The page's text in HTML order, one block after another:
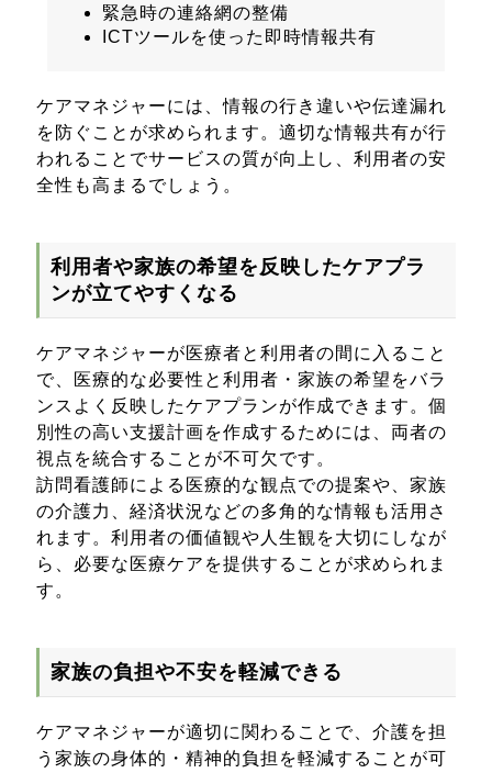
緊急時の連絡網の整備
ICTツールを使った即時情報共有
ケアマネジャーには、情報の行き違いや伝達漏れ
を防ぐことが求められます。適切な情報共有が行
われることでサービスの質が向上し、利用者の安
全性も高まるでしょう。
利用者や家族の希望を反映したケアプラ
ンが立てやすくなる
ケアマネジャーが医療者と利用者の間に入ること
で、医療的な必要性と利用者・家族の希望をバラ
ンスよく反映したケアプランが作成できます。個
別性の高い支援計画を作成するためには、両者の
視点を統合することが不可欠です。
訪問看護師による医療的な観点での提案や、家族
の介護力、経済状況などの多角的な情報も活用さ
れます。利用者の価値観や人生観を大切にしなが
ら、必要な医療ケアを提供することが求められま
す。
家族の負担や不安を軽減できる
ケアマネジャーが適切に関わることで、介護を担
う家族の身体的・精神的負担を軽減することが可